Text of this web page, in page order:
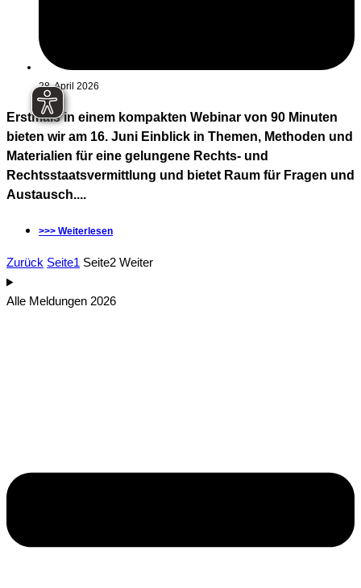
28. April 2026
Erstmals in einem kompakten Webinar von 90 Minuten
bieten wir am 16. Juni Einblick in Themen, Methoden und
Materialien für eine gelungene Rechts- und
Rechtsstaatsvermittlung und bietet Raum für Fragen und
Austausch....
>>> Weiterlesen
Zurück Seite1 Seite2 Weiter
Alle Meldungen 2026